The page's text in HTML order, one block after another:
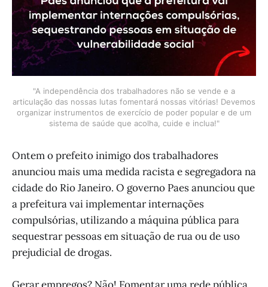
"A independência dos trabalhadores não se vende e a
articulação das nossas lutas fomentará nossas vitórias! Devemos
organizar instrumentos de exercício de poder popular e de um
sistema de saúde que acolha, cuide e inclua!"
Ontem o prefeito inimigo dos trabalhadores
anunciou mais uma medida racista e segregadora na
cidade do Rio Janeiro. O governo Paes anunciou que
a prefeitura vai implementar internações
compulsórias, utilizando a máquina pública para
sequestrar pessoas em situação de rua ou de uso
prejudicial de drogas.